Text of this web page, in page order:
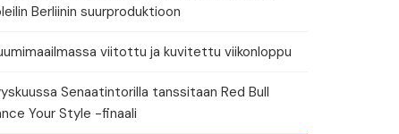
Berliinin suurproduktioon
viitottu ja kuvitettu viikonloppu
Senaatintorilla tanssitaan Red Bull
Your Style -finaali